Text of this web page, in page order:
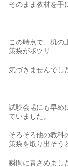
そのまま教材を手
この時点で、机の
策袋がポツリ…
気づきませんでし
試験会場にも早め
ていました。
そろそろ他の教科
策袋を取り出そう
瞬間に青ざめまし